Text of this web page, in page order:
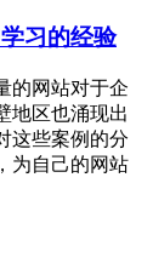
习的经验
的网站对于企
地区也涌现出
这些案例的分
为自己的网站